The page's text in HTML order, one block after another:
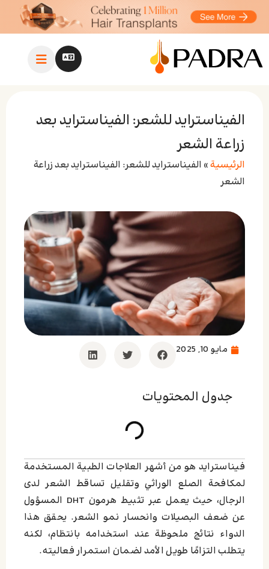
الفيناسترايد للشعر: الفیناستراید بعد
زراعة الشعر
الرئيسية» الفيناسترايد للشعر: الفیناستراید بعد زراعة
الشعر
مايو 10, 2025
جدول المحتويات
فيناسترايد هو من أشهر العلاجات الطبية المستخدمة
لمكافحة الصلع الوراثي وتقليل تساقط الشعر لدى
الرجال، حيث يعمل عبر تثبيط هرمون DHT المسؤول
عن ضعف البصيلات وانحسار نمو الشعر. يحقق هذا
الدواء نتائج ملحوظة عند استخدامه بانتظام، لكنه
يتطلب التزامًا طويل الأمد لضمان استمرار فعاليته.